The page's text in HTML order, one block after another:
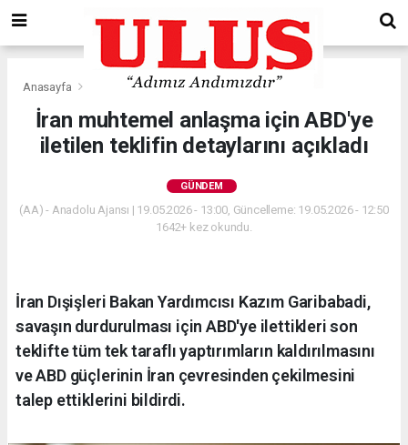
Anasayfa Gündem
İran muhtemel anlaşma için ABD'ye
iletilen teklifin detaylarını açıkladı
GÜNDEM
(AA) - Anadolu Ajansı | 19.05.2026 - 13:00, Güncelleme: 19.05.2026 - 12:50
1642+ kez okundu.
İran Dışişleri Bakan Yardımcısı Kazım Garibabadi,
savaşın durdurulması için ABD'ye ilettikleri son
teklifte tüm tek taraflı yaptırımların kaldırılmasını
ve ABD güçlerinin İran çevresinden çekilmesini
talep ettiklerini bildirdi.